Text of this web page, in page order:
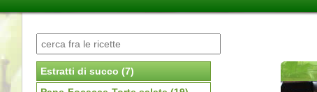
Prenota una visita
Estratti di succo (7)